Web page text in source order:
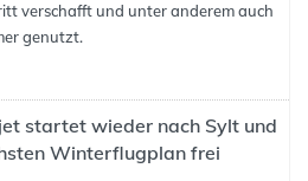
verschafft und unter anderem auch
genutzt.
startet wieder nach Sylt und
Winterflugplan frei